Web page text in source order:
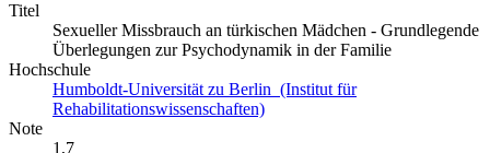
Titel
Sexueller Missbrauch an türkischen Mädchen - Grundlegende
Überlegungen zur Psychodynamik in der Familie
Hochschule
Humboldt-Universität zu Berlin (Institut für
Rehabilitationswissenschaften)
Note
1,7